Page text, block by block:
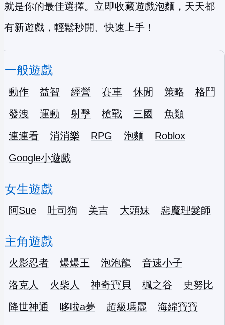
就是你的最佳選擇。立即收藏遊戲泡麵，天天都
有新遊戲，輕鬆秒開、快速上手！
一般遊戲
動作 益智 經營 賽車 休閒 策略
格鬥
發洩
運動 射擊 槍戰 三國
魚類
連連看
消消樂 RPG 泡麵
Roblox
Google小遊戲
女生遊戲
阿Sue 吐司狗 美吉 大頭妹 惡魔理髮師
主角遊戲
火影忍者 爆爆王 泡泡龍
音速小子
洛克人
火柴人 神奇寶貝 楓之谷
史努比
降世神通
哆啦a夢 超級瑪麗
海綿寶寶